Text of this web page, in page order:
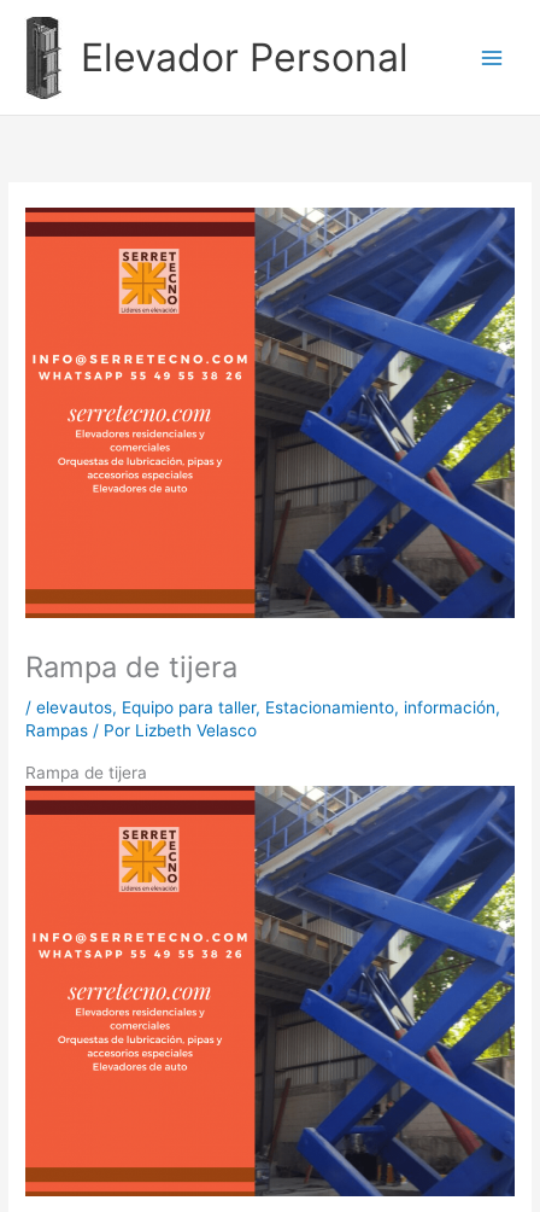
contenido
Elevador Personal
Rampa de tijera
/elevautos, Equipo para taller, Estacionamiento, información,
Rampas / Por Lizbeth Velasco
Rampa de tijera